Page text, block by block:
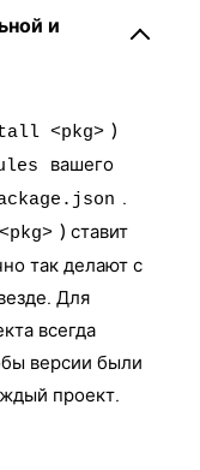
и
<pkg> )
вашего
.
) ставит
так делают с
Для
всегда
версии были
проект.